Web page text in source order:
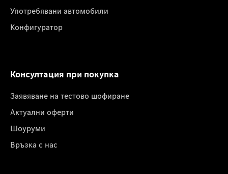
Употребявани автомобили
Конфигуратор
Консултация при покупка
Заявяване на тестово шофиране
Актуални оферти
Шоуруми
Връзка с нас